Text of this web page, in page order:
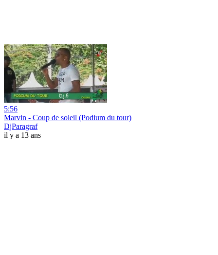
5:56
Marvin - Coup de soleil (Podium du tour)
DjParagraf
il y a 13 ans